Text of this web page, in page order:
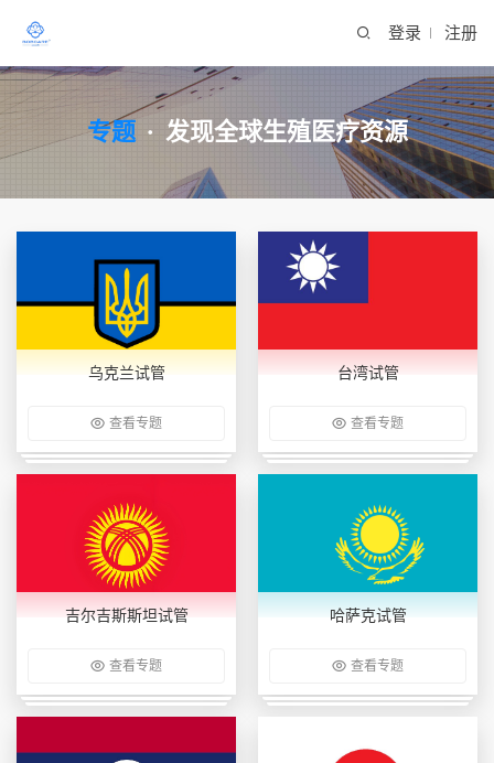
登录 注册
专题 · 发现全球生殖医疗资源
乌克兰试管
查看专题
台湾试管
查看专题
吉尔吉斯斯坦试管
查看专题
哈萨克试管
查看专题